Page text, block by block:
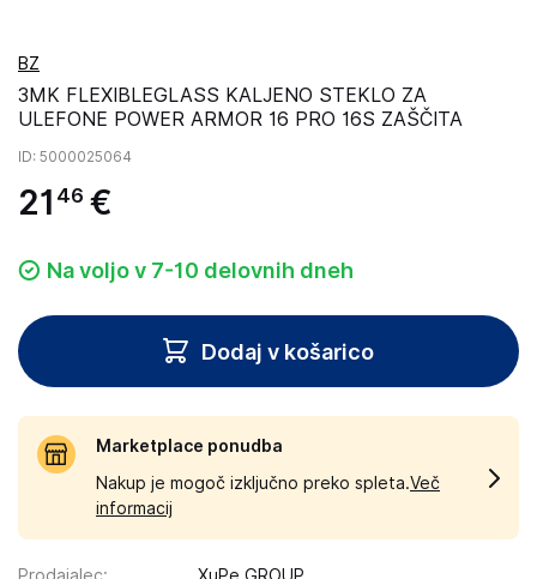
BZ
3MK FLEXIBLEGLASS KALJENO STEKLO ZA
ULEFONE POWER ARMOR 16 PRO 16S ZAŠČITA
ID: 5000025064
21 46 €
Na voljo v 7-10 delovnih dneh
Dodaj v košarico
Marketplace ponudba
Nakup je mogoč izključno preko spleta.Več
informacij